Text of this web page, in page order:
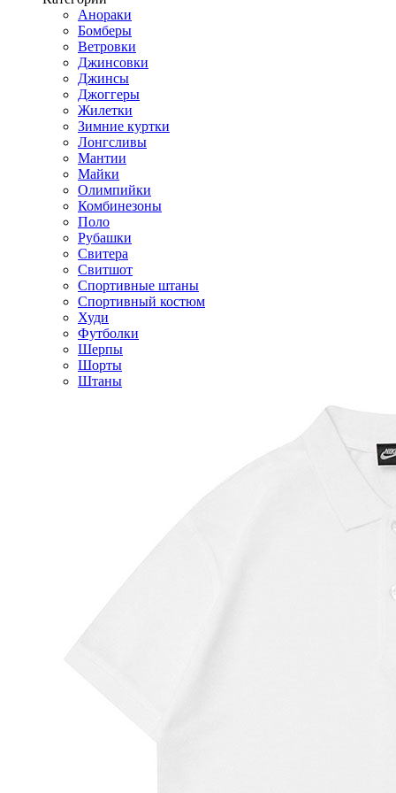
Анораки
Бомберы
Ветровки
Джинсовки
Джинсы
Джоггеры
Жилетки
Зимние куртки
Лонгсливы
Мантии
Майки
Олимпийки
Комбинезоны
Поло
Рубашки
Свитера
Свитшот
Спортивные штаны
Спортивный костюм
Худи
Футболки
Шерпы
Шорты
Штаны